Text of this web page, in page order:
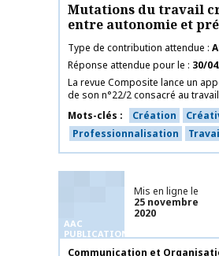
Mutations du travail
entre autonomie et
Type de contribution attendue
Réponse attendue pour le
30/
La revue Composite lance un
de son n°22/2 consacré au
Mots-clés
Création
Professionnalisation
AAC
PUBLICATIONS
Mis en ligne le
25 novembre
2020
Nom de la publication
Communication et